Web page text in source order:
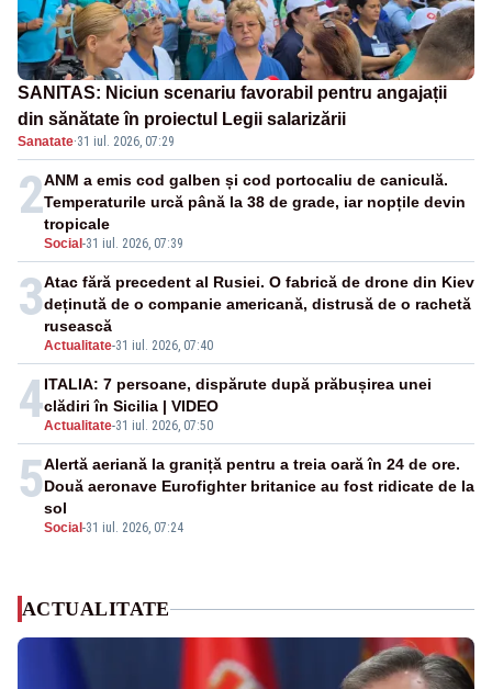
SANITAS: Niciun scenariu favorabil pentru angajații
din sănătate în proiectul Legii salarizării
Sanatate·31 iul. 2026, 07:29
2
Social -31 iul. 2026, 07:39
ANM a emis cod galben și cod portocaliu de caniculă.
Temperaturile urcă până la 38 de grade, iar nopțile devin
tropicale
3
Actualitate-31 iul. 2026, 07:40
Atac fără precedent al Rusiei. O fabrică de drone din Kiev
deținută de o companie americană, distrusă de o rachetă
rusească
4Actualitate-31 iul. 2026, 07:50
ITALIA: 7 persoane, dispărute după prăbușirea unei
clădiri în Sicilia | VIDEO
5
Social -31 iul. 2026, 07:24
Alertă aeriană la graniță pentru a treia oară în 24 de ore.
Două aeronave Eurofighter britanice au fost ridicate de la
sol
ACTUALITATE